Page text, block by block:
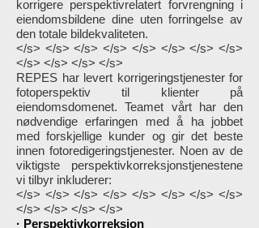
korrigere perspektivrelatert forvrengning i
eiendomsbildene dine uten forringelse av
den totale bildekvaliteten.
</s> </s> </s> </s> </s> </s> </s> </s>
</s> </s> </s> </s>
REPES har levert korrigeringstjenester for
fotoperspektiv til klienter på
eiendomsdomenet. Teamet vårt har den
nødvendige erfaringen med å ha jobbet
med forskjellige kunder og gir det beste
innen fotoredigeringstjenester. Noen av de
viktigste perspektivkorreksjonstjenestene
vi tilbyr inkluderer:
</s> </s> </s> </s> </s> </s> </s> </s>
</s> </s> </s> </s>
· Perspektivkorreksjon